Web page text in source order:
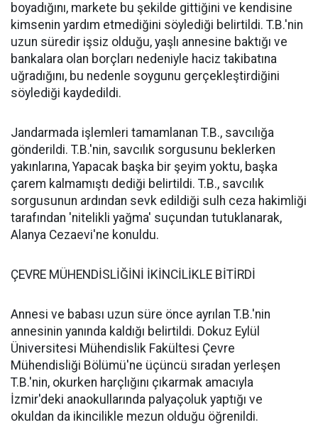
boyadığını, markete bu şekilde gittiğini ve kendisine
kimsenin yardım etmediğini söylediği belirtildi. T.B.'nin
uzun süredir işsiz olduğu, yaşlı annesine baktığı ve
bankalara olan borçları nedeniyle haciz takibatına
uğradığını, bu nedenle soygunu gerçekleştirdiğini
söylediği kaydedildi.
Jandarmada işlemleri tamamlanan T.B., savcılığa
gönderildi. T.B.'nin, savcılık sorgusunu beklerken
yakınlarına, Yapacak başka bir şeyim yoktu, başka
çarem kalmamıştı dediği belirtildi. T.B., savcılık
sorgusunun ardından sevk edildiği sulh ceza hakimliği
tarafından 'nitelikli yağma' suçundan tutuklanarak,
Alanya Cezaevi'ne konuldu.
ÇEVRE MÜHENDİSLİĞİNİ İKİNCİLİKLE BİTİRDİ
Annesi ve babası uzun süre önce ayrılan T.B.'nin
annesinin yanında kaldığı belirtildi. Dokuz Eylül
Üniversitesi Mühendislik Fakültesi Çevre
Mühendisliği Bölümü'ne üçüncü sıradan yerleşen
T.B.'nin, okurken harçlığını çıkarmak amacıyla
İzmir'deki anaokullarında palyaçoluk yaptığı ve
okuldan da ikincilikle mezun olduğu öğrenildi.